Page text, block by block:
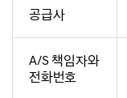
공급사
A/S 책임자와
전화번호